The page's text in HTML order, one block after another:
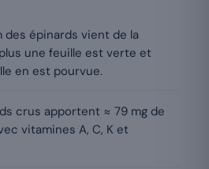
des épinards vient de la
une feuille est verte et
en est pourvue.
crus apportent ≈ 79 mg de
vitamines A, C, K et